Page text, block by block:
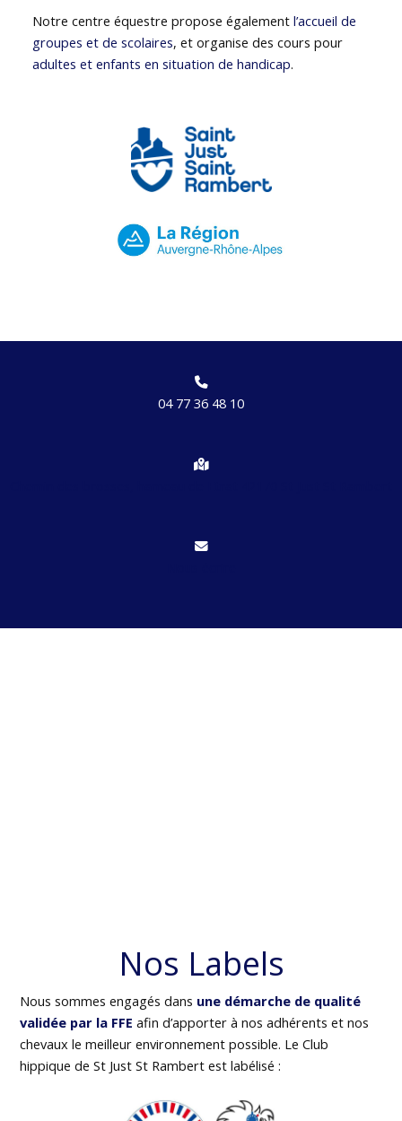
Notre centre équestre propose égalementl’accueil de
groupes et de scolaires, et organise des cours pour
adultes et enfants en situation de handicap.
04 77 36 48 10
Nos Labels
Nous sommes engagés dans une démarche de qualité
validée par la FFE afin d’apporter à nos adhérents et nos
chevaux le meilleur environnement possible. Le Club
hippique de St Just St Rambert est labélisé :